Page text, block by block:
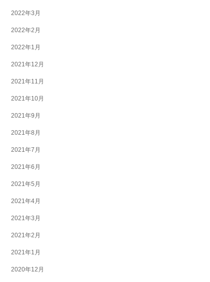
2022年3月
2022年2月
2022年1月
2021年12月
2021年11月
2021年10月
2021年9月
2021年8月
2021年7月
2021年6月
2021年5月
2021年4月
2021年3月
2021年2月
2021年1月
2020年12月